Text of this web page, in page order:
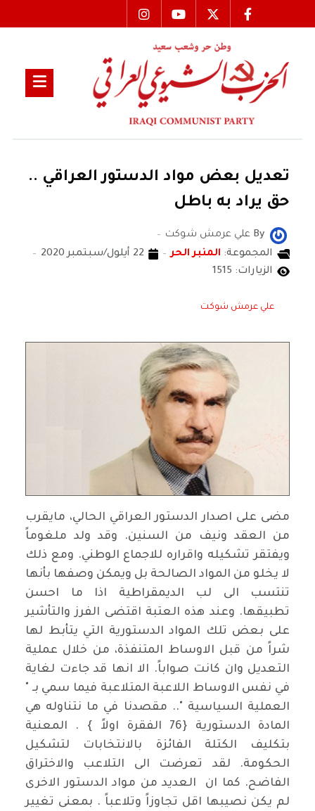
تعديل بعض مواد الدستور العراقي ..
حق يراد به باطل
By علي عرمش شوكت
المجموعة: المنبر الحر
22 أيلول/سبتمبر 2020
الزيارات: 1515
علي عرمش شوكت
مضى على اصدار الدستور العراقي الحالي، مايقرب
من العقد ونيف من السنين. وقد ولد ملغوماً
ويفتقر تشكيله واقراره للاجماع الوطني. ومع ذلك
لا يخلو من المواد الصالحة بل ويمكن وصفها بأنها
تنتسب الى لب الديمقراطية اذا ما احسن
تطبيقها. وعند هذه العتبة اقتضى الفرز والتأشير
على بعض تلك المواد الدستورية التي يتأبط لها
شراً من قبل الاوساط المتنفذة، من خلال عملية
التعديل وان كانت صواباً. الا انها قد جاءت لغاية
في نفس الاوساط اللاعبة المتلاعبة فيما سمي بـ "
العملية السياسية ".. مقصدنا في ما نتناوله هي
المادة الدستورية {76 الفقرة اولاً } . المعنية
بتكليف الكتلة الفائزة بالانتخابات لتشكيل
الحكومة. لقد تعرضت الى التلاعب والاختراق
الفاضح. كما ان العديد من مواد الدستور الاخرى
لم يكن نصيبها اقل تجاوزاً وتلاعباً . بمعنى تغيير